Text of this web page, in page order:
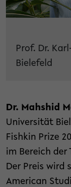
Prof. Dr.
Bielefeld
Dr. Mahshid
Universität
Fishkin Prize
im Bereich der
Der Preis wird
American